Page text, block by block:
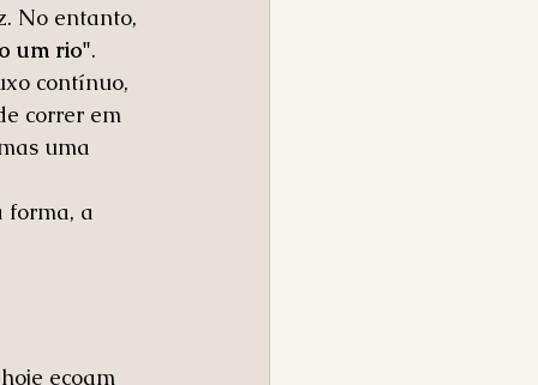
No entanto,
um rio".
contínuo,
correr em
uma
forma, a
ecoam